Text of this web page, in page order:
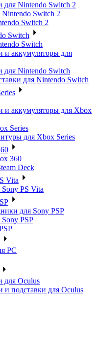
для Nintendo Switch 2
Switch 2
Switch 2
Switch
Switch
и аккумуляторы для
для Nintendo Switch
для Nintendo Switch
и аккумуляторы для Xbox
Series
для Xbox Series
360
Deck
Vita
PS Vita
для Sony PSP
PSP
PC
для Oculus
и подставки для Oculus